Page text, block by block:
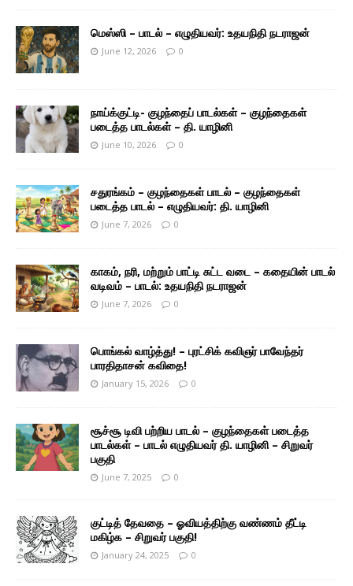
மெஸ்ஸி – பாடல் – எழுதியவர்: உதயநிதி நடராஜன்
June 12, 2026 0
நாய்க்குட்டி- குழந்தைப் பாடல்கள் – குழந்தைகள்
படைத்த பாடல்கள் – தி. யாழினி
June 10, 2026 0
சதுரங்கம் – குழந்தைகள் பாடல் – குழந்தைகள்
படைத்த பாடல் – எழுதியவர்: தி. யாழினி
June 7, 2026 0
காகம், நரி, மற்றும் பாட்டி சுட்ட வடை – கதையின் பாடல்
வடிவம் – பாடல்: உதயநிதி நடராஜன்
June 7, 2026 0
பொங்கல் வாழ்த்து! – புரட்சிக் கவிஞர் பாவேந்தர்
பாரதிதாசன் கவிதை!
January 15, 2026 0
சூச்சூ டிவி பற்றிய பாடல் – குழந்தைகள் படைத்த
பாடல்கள் – பாடல் எழுதியவர் தி. யாழினி – சிறுவர்
பகுதி
June 7, 2025 0
குட்டித் தேவதை – ஓவியத்திற்கு வண்ணம் தீட்டி
மகிழ்க – சிறுவர் பகுதி!
January 24, 2025 0